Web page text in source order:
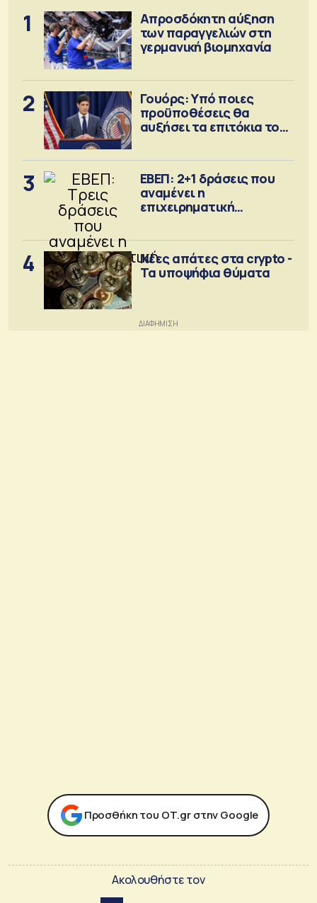
1
Απροσδόκητη αύξηση
των παραγγελιών στη
γερμανική βιομηχανία
2
Γουόρς: Υπό ποιες
προϋποθέσεις θα
αυξήσει τα επιτόκια τον
3
ΕΒΕΠ: 2+1 δράσεις που
αναμένει η
επιχειρηματική
4
Νέες απάτες στα crypto -
Τα υποψήφια θύματα
Προσθήκη του ΟΤ.gr στην Google
Ακολουθήστε τον